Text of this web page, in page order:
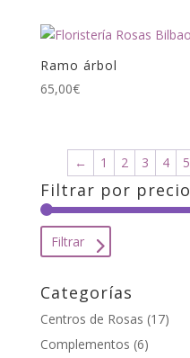
Ramo árbol
65,00€
← 1 2 3 4 5
Filtrar por precio
Filtrar
Categorías
Centros de Rosas (17)
Complementos (6)